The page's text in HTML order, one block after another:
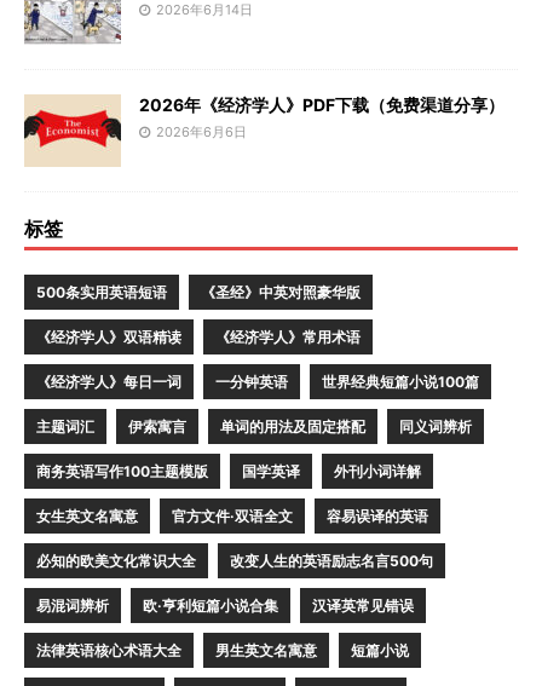
2026年6月14日
2026年《经济学人》PDF下载（免费渠道分享）
2026年6月6日
标签
500条实用英语短语 《圣经》中英对照豪华版
《经济学人》双语精读 《经济学人》常用术语
《经济学人》每日一词 一分钟英语 世界经典短篇小说100篇
主题词汇 伊索寓言 单词的用法及固定搭配 同义词辨析
商务英语写作100主题模版 国学英译 外刊小词详解
女生英文名寓意 官方文件·双语全文 容易误译的英语
必知的欧美文化常识大全 改变人生的英语励志名言500句
易混词辨析 欧·亨利短篇小说合集 汉译英常见错误
法律英语核心术语大全 男生英文名寓意 短篇小说